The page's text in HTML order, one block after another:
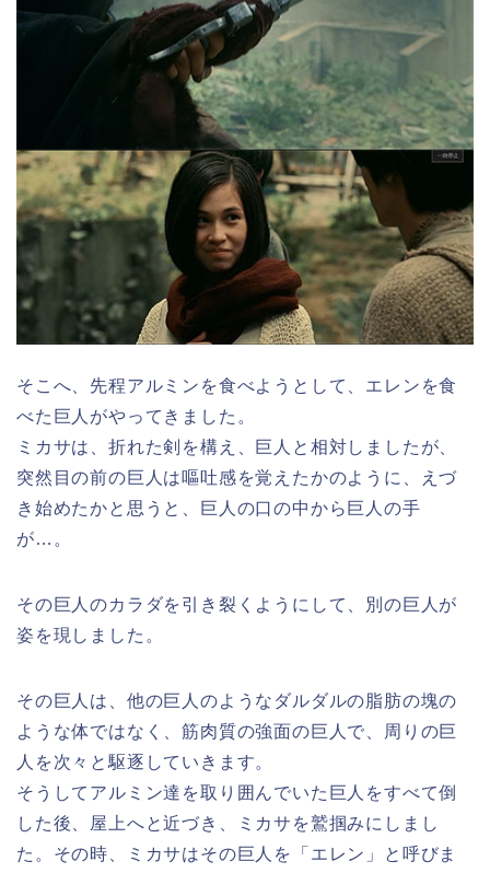
そこへ、先程アルミンを食べようとして、エレンを食
べた巨人がやってきました。
ミカサは、折れた剣を構え、巨人と相対しましたが、
突然目の前の巨人は嘔吐感を覚えたかのように、えづ
き始めたかと思うと、巨人の口の中から巨人の手
が…。
その巨人のカラダを引き裂くようにして、別の巨人が
姿を現しました。
その巨人は、他の巨人のようなダルダルの脂肪の塊の
ような体ではなく、筋肉質の強面の巨人で、周りの巨
人を次々と駆逐していきます。
そうしてアルミン達を取り囲んでいた巨人をすべて倒
した後、屋上へと近づき、ミカサを鷲掴みにしまし
た。その時、ミカサはその巨人を「エレン」と呼びま